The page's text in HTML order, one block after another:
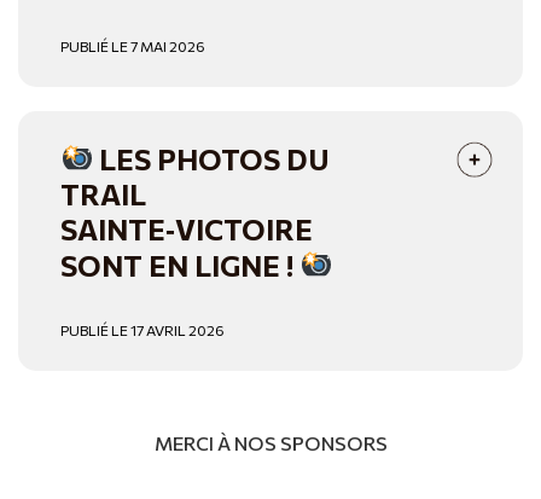
PUBLIÉ LE 7 MAI 2026
LES PHOTOS DU
TRAIL
SAINTE‑VICTOIRE
SONT EN LIGNE !
PUBLIÉ LE 17 AVRIL 2026
MERCI À NOS SPONSORS